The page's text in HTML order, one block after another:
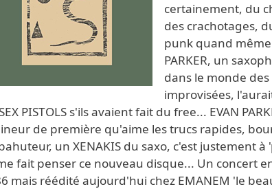
certainement, du
des crachotages,
punk quand même
PARKER, un
dans le monde
improvisées,
PISTOLS s'ils avaient fait du free... EVAN
de première qu'aime les trucs rapides,
un XENAKIS du saxo, c'est justement à
fait penser ce nouveau disque... Un concert
mais réédité aujourd'hui chez EMANEM 'le